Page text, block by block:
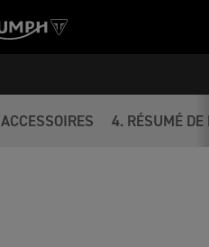
ACCESSOIRES 4. RÉSUMÉ DE